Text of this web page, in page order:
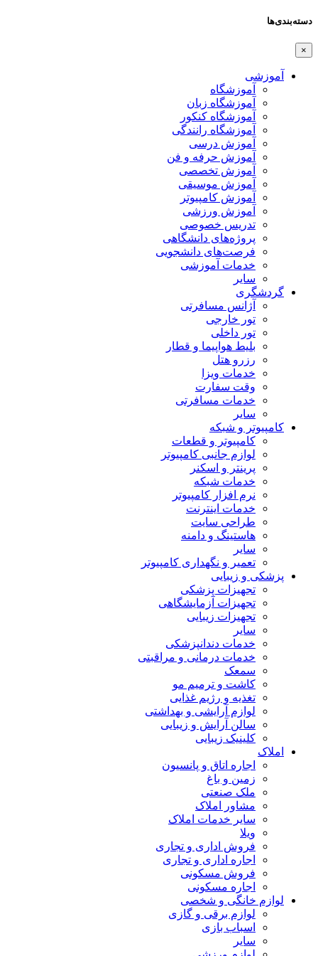
آموزشگاه
آموزشگاه زبان
آموزشگاه کنکور
آموزشگاه رانندگی
آموزش درسی
آموزش حرفه و فن
آموزش تخصصی
آموزش موسیقی
آموزش کامپیوتر
آموزش ورزشی
تدریس خصوصی
پروژه‌های دانشگاهی
فرصت‌های دانشجویی
خدمات آموزشی
آژانس مسافرتی
تور خارجی
تور داخلی
بلیط هواپیما و قطار
رزرو هتل
خدمات ویزا
وقت سفارت
خدمات مسافرتی
و شبکه
کامپیوتر و قطعات
لوازم جانبی کامپیوتر
پرینتر و اسکنر
خدمات شبکه
نرم افزار کامپیوتر
خدمات اینترنت
طراحی سایت
هاستینگ و دامنه
تعمیر و نگهداری کامپیوتر
و زیبایی
تجهیزات پزشکی
تجهیزات آزمایشگاهی
تجهیزات زیبایی
خدمات دندانپزشکی
خدمات درمانی و مراقبتی
سمعک
کاشت و ترمیم مو
تغذیه و رژیم غذایی
لوازم آرایشی و بهداشتی
سالن آرایش و زیبایی
کلینیک زیبایی
اجاره اتاق و پانسیون
زمین و باغ
ملک صنعتی
مشاور املاک
سایر خدمات املاک
فروش اداری و تجاری
اجاره اداری و تجاری
فروش مسکونی
اجاره مسکونی
خانگی و شخصی
لوازم برقی و گازی
اسباب بازی